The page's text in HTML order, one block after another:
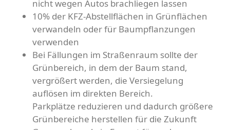
nicht wegen Autos brachliegen lassen
10% der KFZ-Abstellflächen in Grünflächen
verwandeln oder für Baumpflanzungen
verwenden
Bei Fällungen im Straßenraum sollte der
Grünbereich, in dem der Baum stand,
vergrößert werden, die Versiegelung
auflösen im direkten Bereich.
Parkplätze reduzieren und dadurch größere
Grünbereiche herstellen für die Zukunft